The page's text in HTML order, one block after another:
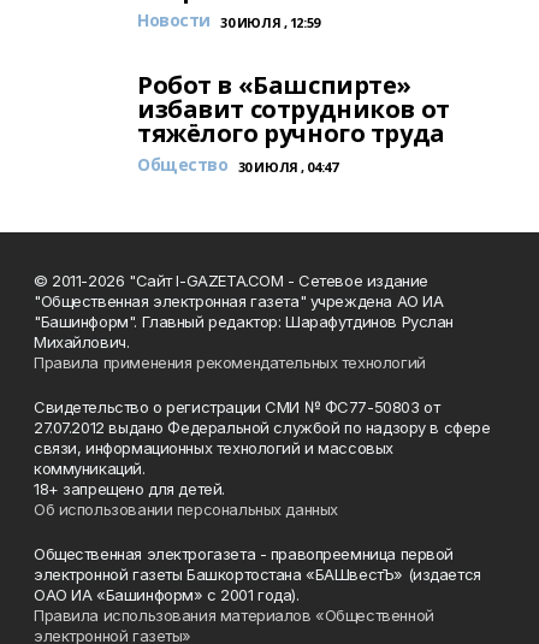
Новости 30 ИЮЛЯ , 12:59
Робот в «Башспирте»
избавит сотрудников от
тяжёлого ручного труда
Общество 30 ИЮЛЯ , 04:47
© 2011-2026 "Сайт I-GAZETA.COM - Сетевое издание
"Общественная электронная газета" учреждена АО ИА
"Башинформ". Главный редактор: Шарафутдинов Руслан
Михайлович.
Правила применения рекомендательных технологий
Свидетельство о регистрации СМИ № ФС77-50803 от
27.07.2012 выдано Федеральной службой по надзору в сфере
связи, информационных технологий и массовых
коммуникаций.
18+ запрещено для детей.
Об использовании персональных данных
Общественная электрогазета - правопреемница первой
электронной газеты Башкортостана «БАШвестЪ» (издается
ОАО ИА «Башинформ» с 2001 года).
Правила использования материалов «Общественной
электронной газеты»